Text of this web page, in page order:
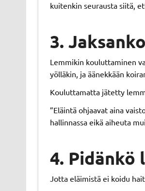
kuitenkin seurausta siitä,
3.
Lemmikin kouluttaminen
yölläkin, ja äänekkään
Kouluttamatta jätetty
”Eläintä ohjaavat aina
hallinnassa eikä aiheuta
4.
Jotta eläimistä ei koidu